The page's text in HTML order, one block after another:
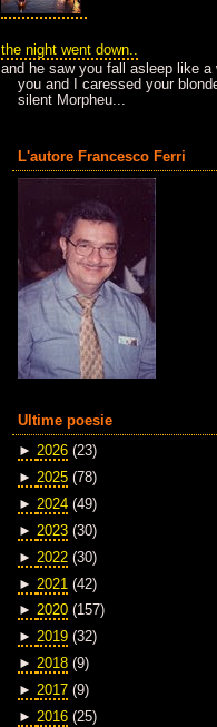
the night went down..
and he saw you fall asleep like a
you and I caressed your
silent Morpheu...
L'autore Francesco Ferri
Ultime poesie
► 2026 (23)
► 2025 (78)
► 2024 (49)
► 2023 (30)
► 2022 (30)
► 2021 (42)
► 2020 (157)
► 2019 (32)
► 2018 (9)
► 2017 (9)
► 2016 (25)